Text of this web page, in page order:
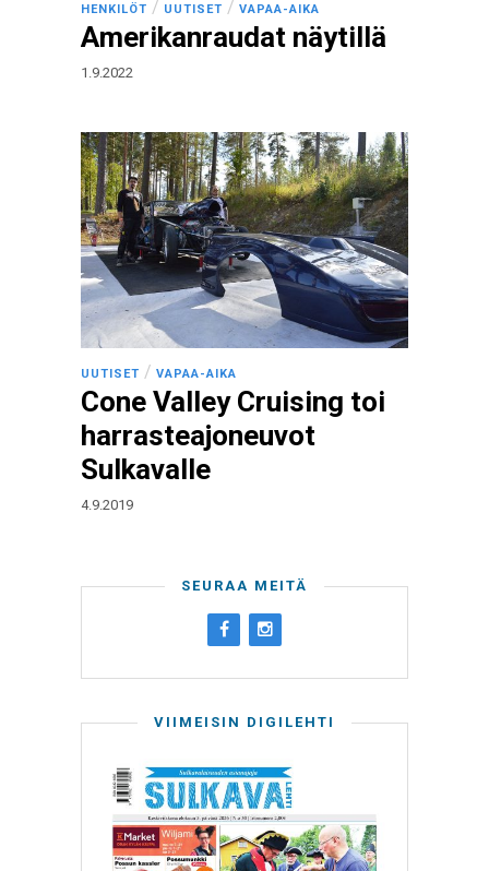
HENKILÖT / UUTISET / VAPAA-AIKA
Amerikanraudat näytillä
1.9.2022
UUTISET / VAPAA-AIKA
Cone Valley Cruising toi
harrasteajoneuvot
Sulkavalle
4.9.2019
SEURAA MEITÄ
VIIMEISIN DIGILEHTI